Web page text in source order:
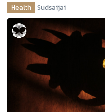
Health Sudsaijai